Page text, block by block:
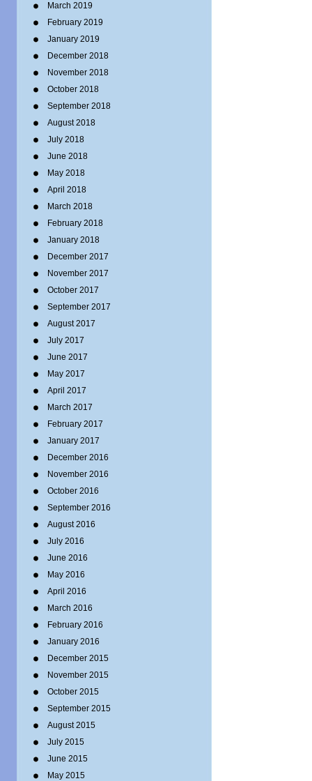
March 2019
February 2019
January 2019
December 2018
November 2018
October 2018
September 2018
August 2018
July 2018
June 2018
May 2018
April 2018
March 2018
February 2018
January 2018
December 2017
November 2017
October 2017
September 2017
August 2017
July 2017
June 2017
May 2017
April 2017
March 2017
February 2017
January 2017
December 2016
November 2016
October 2016
September 2016
August 2016
July 2016
June 2016
May 2016
April 2016
March 2016
February 2016
January 2016
December 2015
November 2015
October 2015
September 2015
August 2015
July 2015
June 2015
May 2015